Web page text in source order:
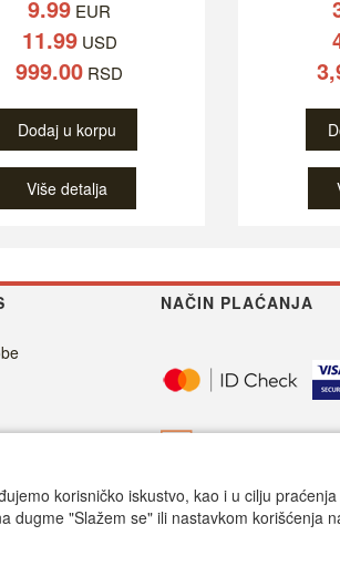
9.99 EUR
11.99USD
999.00 RSD
Dodaj u korpu
Više detalja
NAČIN PLAĆANJA
korisničko iskustvo, kao i u cilju
dugme "Slažem se" ili nastavkom korišćenja